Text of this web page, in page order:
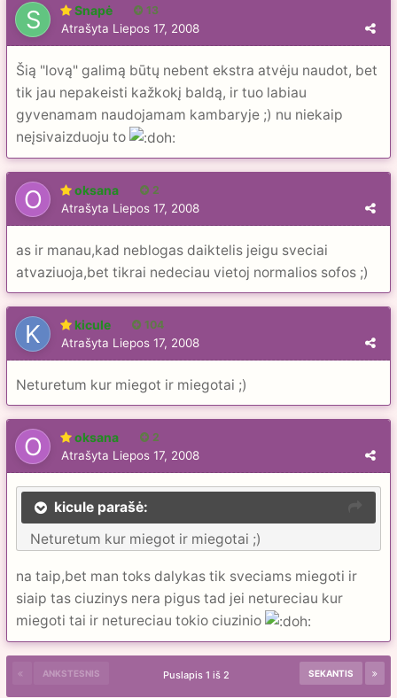
Snapė 13
Atrašyta Liepos 17, 2008
Šią "lovą" galimą būtų nebent ekstra atvėju naudot, bet
tik jau nepakeisti kažkokį baldą, ir tuo labiau
gyvenamam naudojamam kambaryje ;) nu niekaip
neįsivaizduoju to
oksana 2
Atrašyta Liepos 17, 2008
as ir manau,kad neblogas daiktelis jeigu sveciai
atvaziuoja,bet tikrai nedeciau vietoj normalios sofos ;)
kicule 104
Atrašyta Liepos 17, 2008
Neturetum kur miegot ir miegotai ;)
oksana 2
Atrašyta Liepos 17, 2008
kicule parašė:
Neturetum kur miegot ir miegotai ;)
na taip,bet man toks dalykas tik sveciams miegoti ir
siaip tas ciuzinys nera pigus tad jei netureciau kur
miegoti tai ir netureciau tokio ciuzinio
ANKSTESNIS SEKANTIS
Puslapis 1 iš 2